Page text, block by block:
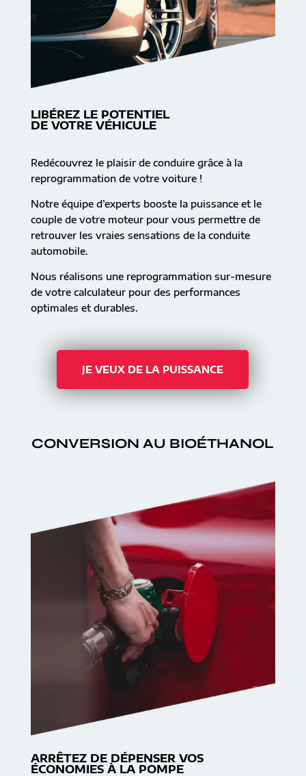
LIBÉREZ LE POTENTIEL
DE VOTRE VÉHICULE
Redécouvrez le plaisir de conduire grâce à la
reprogrammation de votre voiture !
Notre équipe d’experts booste la puissance et le
couple de votre moteur pour vous permettre de
retrouver les vraies sensations de la conduite
automobile.
Nous réalisons une reprogrammation sur-mesure
de votre calculateur pour des performances
optimales et durables.
JE VEUX DE LA PUISSANCE
CONVERSION AU BIOÉTHANOL
ARRÊTEZ DE DÉPENSER VOS
ÉCONOMIES À LA POMPE